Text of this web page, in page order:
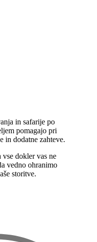
in safarije po
pomagajo pri
in dodatne zahteve.
vse dokler vas ne
vedno ohranimo
storitve.